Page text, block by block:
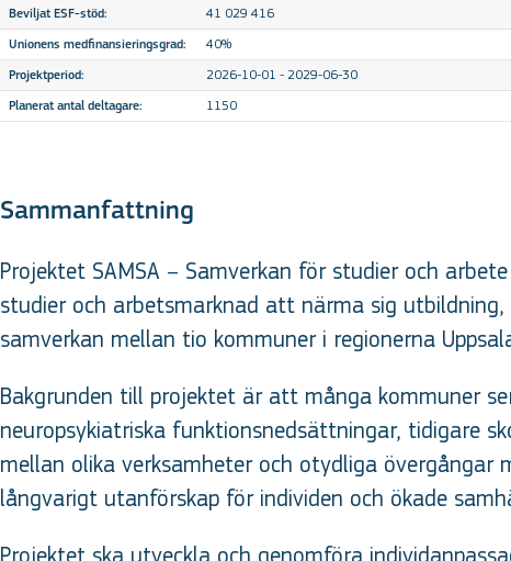
Beviljat ESF-stöd: 41 029 416
Unionens medfinansieringsgrad: 40%
Projektperiod: 2026-10-01 - 2029-06-30
Planerat antal deltagare: 1150
Sammanfattning
Projektet SAMSA – Samverkan för studier och
studier och arbetsmarknad att närma sig
samverkan mellan tio kommuner i regionerna
Bakgrunden till projektet är att många kommuner
neuropsykiatriska funktionsnedsättningar, tidigare
mellan olika verksamheter och otydliga
långvarigt utanförskap för individen och ökade